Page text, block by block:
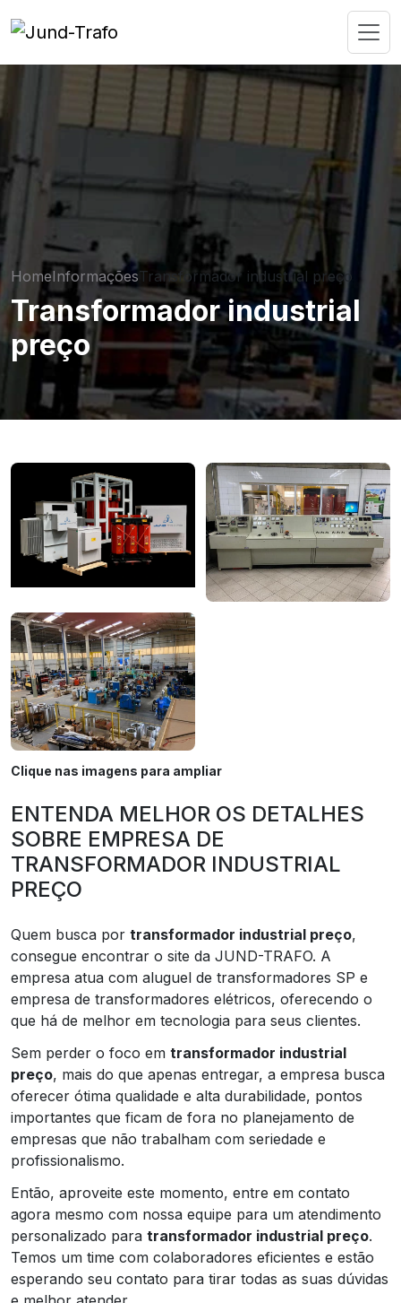
HomeInformaçõesTransformador industrial preço
Transformador industrial
preço
Clique nas imagens para ampliar
ENTENDA MELHOR OS DETALHES
SOBRE EMPRESA DE
TRANSFORMADOR INDUSTRIAL
PREÇO
Quem busca por transformador industrial preço,
consegue encontrar o site da JUND-TRAFO. A
empresa atua com aluguel de transformadores SP e
empresa de transformadores elétricos, oferecendo o
que há de melhor em tecnologia para seus clientes.
Sem perder o foco em transformador industrial
preço, mais do que apenas entregar, a empresa busca
oferecer ótima qualidade e alta durabilidade, pontos
importantes que ficam de fora no planejamento de
empresas que não trabalham com seriedade e
profissionalismo.
Então, aproveite este momento, entre em contato
agora mesmo com nossa equipe para um atendimento
personalizado para transformador industrial preço.
Temos um time com colaboradores eficientes e estão
esperando seu contato para tirar todas as suas dúvidas